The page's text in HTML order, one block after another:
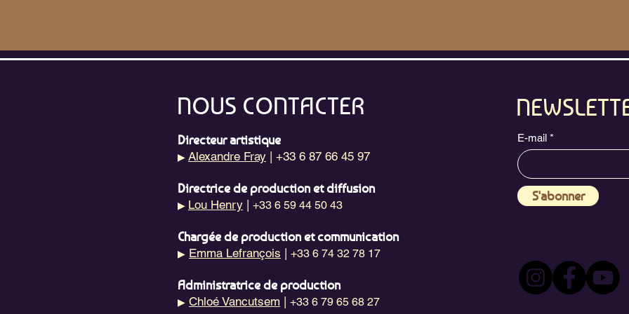
NOUS CONTACTER
Directeur artistique
▶ Alexandre Fray | +33 6 87 66 45 97
Directrice de production et diffusion
▶ Lou Henry +33 6 59 44 50 43
Chargée de production et communication
▶ Emma Lefrançois +33 6 74 32 78 17
Administratrice de production
▶ Chloé Vancutsem +33 6 79 65 68 27
E-mail
S'abonner